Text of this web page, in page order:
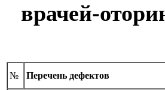
врачей-
№ Перечень дефектов